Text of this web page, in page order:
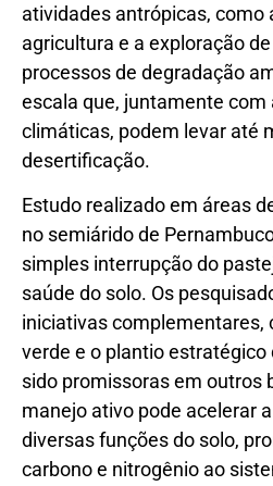
atividades antrópicas, como
agricultura e a exploração
processos de degradação
escala que, juntamente com
climáticas, podem levar até
desertificação.
Estudo realizado em áreas
no semiárido de
simples interrupção do
saúde do solo. Os
iniciativas complementares,
verde e o plantio estratégico
sido promissoras em outros
manejo ativo pode acelerar
diversas funções do solo,
carbono e nitrogênio ao